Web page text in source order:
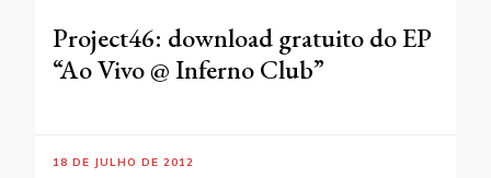
Project46: download gratuito do EP
“Ao Vivo @ Inferno Club”
18 DE JULHO DE 2012